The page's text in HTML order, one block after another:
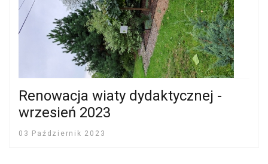
Renowacja wiaty dydaktycznej -
wrzesień 2023
03 Październik 2023